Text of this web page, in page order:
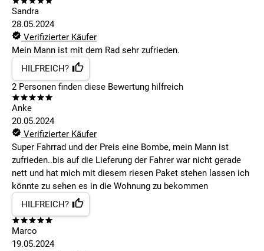
Sandra
28.05.2024
Verifizierter Käufer
Mein Mann ist mit dem Rad sehr zufrieden.
HILFREICH?
2 Personen finden diese Bewertung hilfreich
Anke
20.05.2024
Verifizierter Käufer
Super Fahrrad und der Preis eine Bombe, mein Mann ist
zufrieden..bis auf die Lieferung der Fahrer war nicht gerade
nett und hat mich mit diesem riesen Paket stehen lassen ich
könnte zu sehen es in die Wohnung zu bekommen
HILFREICH?
Marco
19.05.2024